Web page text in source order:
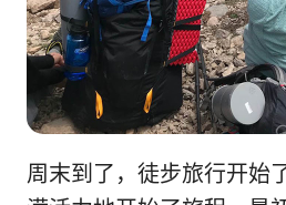
周末到了，徒步旅行开始